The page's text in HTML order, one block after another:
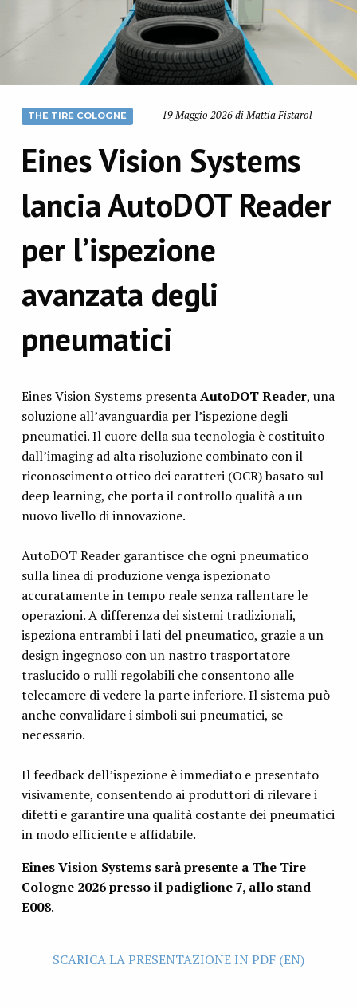
THE TIRE COLOGNE 19 Maggio 2026 di Mattia Fistarol
Eines Vision Systems
lancia AutoDOT Reader
per l’ispezione
avanzata degli
pneumatici
Eines Vision Systems presentaAutoDOT Reader, una
soluzione all’avanguardia per l’ispezione degli
pneumatici. Il cuore della sua tecnologia è costituito
dall’imaging ad alta risoluzione combinato con il
riconoscimento ottico dei caratteri (OCR) basato sul
deep learning, che porta il controllo qualità a un
nuovo livello di innovazione.
AutoDOT Reader garantisce che ogni pneumatico
sulla linea di produzione venga ispezionato
accuratamente in tempo reale senza rallentare le
operazioni. A differenza dei sistemi tradizionali,
ispeziona entrambi i lati del pneumatico, grazie a un
design ingegnoso con un nastro trasportatore
traslucido o rulli regolabili che consentono alle
telecamere di vedere la parte inferiore. Il sistema può
anche convalidare i simboli sui pneumatici, se
necessario.
Il feedback dell’ispezione è immediato e presentato
visivamente, consentendo ai produttori di rilevare i
difetti e garantire una qualità costante dei pneumatici
in modo efficiente e affidabile.
Eines Vision Systems sarà presente a The Tire
Cologne 2026 presso il padiglione 7, allo stand
E008.
SCARICA LA PRESENTAZIONE IN PDF (EN)